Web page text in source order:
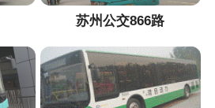
苏州公交866路